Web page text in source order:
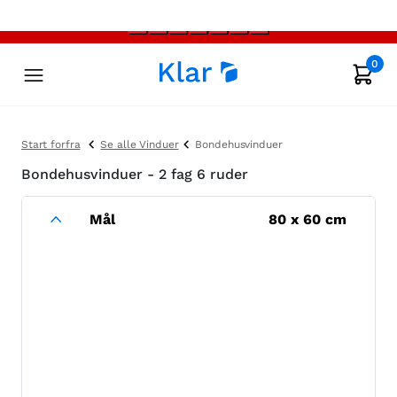
0
Start forfra Se alle Vinduer Bondehusvinduer
Bondehusvinduer - 2 fag 6 ruder
Mål 80 x 60 cm